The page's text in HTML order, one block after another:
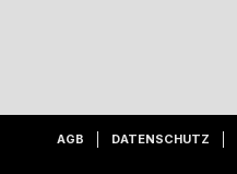
AGB DATENSCHUTZ